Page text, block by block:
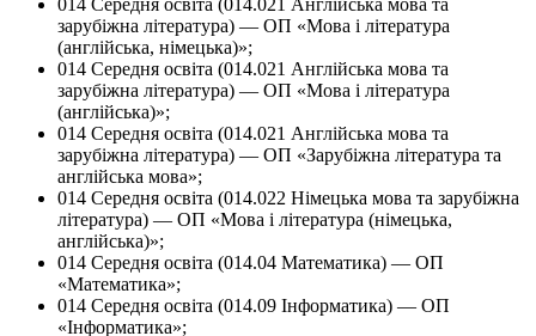
зарубіжна література) — ОП «Мова і література
(англійська, німецька)»;
014 Середня освіта (014.021 Англійська мова та
зарубіжна література) — ОП «Мова і література
(англійська)»;
014 Середня освіта (014.021 Англійська мова та
зарубіжна література) — ОП «Зарубіжна література та
англійська мова»;
014 Середня освіта (014.022 Німецька мова та зарубіжна
література) — ОП «Мова і література (німецька,
англійська)»;
014 Середня освіта (014.04 Математика) — ОП
«Математика»;
014 Середня освіта (014.09 Інформатика) — ОП
«Інформатика»;